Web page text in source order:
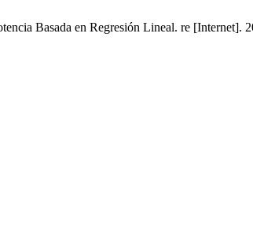
Basada en Regresión Lineal. re